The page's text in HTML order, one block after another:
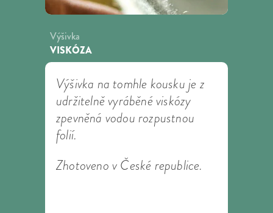
Výšivka
VISKÓZA
Výšivka na tomhle kousku je z
udržitelně vyráběné viskózy
zpevněná vodou rozpustnou
folií.
Zhotoveno v České republice.